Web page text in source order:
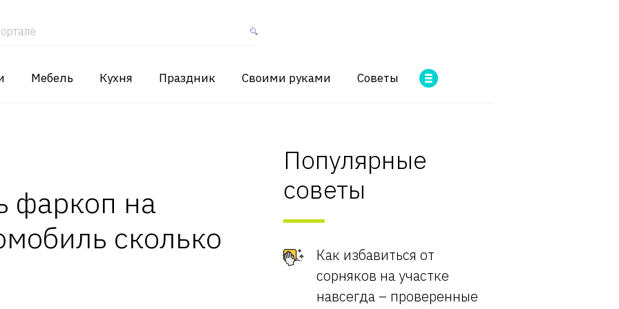
Мебель Кухня Праздник Своими руками Советы
фаркоп на
сколько
Популярные
советы
Как избавиться от
сорняков на участке
навсегда – проверенные